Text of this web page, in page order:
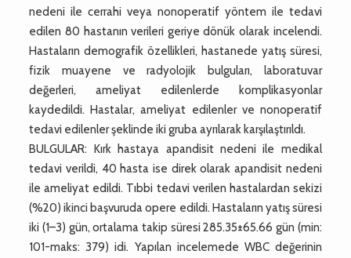
nedeni ile cerrahi veya nonoperatif yöntem ile tedavi
edilen 80 hastanın verileri geriye dönük olarak incelendi.
Hastaların demografik özellikleri, hastanede yatış süresi,
fizik muayene ve radyolojik bulguları, laboratuvar
değerleri, ameliyat edilenlerde komplikasyonlar
kaydedildi. Hastalar, ameliyat edilenler ve nonoperatif
tedavi edilenler şeklinde iki gruba ayrılarak karşılaştırıldı.
BULGULAR: Kırk hastaya apandisit nedeni ile medikal
tedavi verildi, 40 hasta ise direk olarak apandisit nedeni
ile ameliyat edildi. Tıbbi tedavi verilen hastalardan sekizi
(%20) ikinci başvuruda opere edildi. Hastaların yatış süresi
iki (1–3) gün, ortalama takip süresi 285.35±65.66 gün (min:
101-maks: 379) idi. Yapılan incelemede WBC değerinin